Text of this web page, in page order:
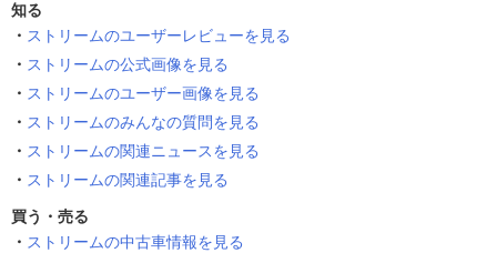
知る
ストリームのユーザーレビューを見る
ストリームの公式画像を見る
ストリームのユーザー画像を見る
ストリームのみんなの質問を見る
ストリームの関連ニュースを見る
ストリームの関連記事を見る
買う・売る
ストリームの中古車情報を見る